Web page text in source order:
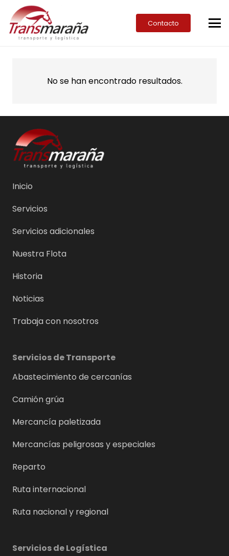
Contacto
No se han encontrado resultados.
Inicio
Servicios
Servicios adicionales
Nuestra Flota
Historia
Noticias
Trabaja con nosotros
Servicios de Transporte
Abastecimiento de cercanías
Camión grúa
Mercancía paletizada
Mercancías peligrosas y especiales
Reparto
Ruta internacional
Ruta nacional y regional
Servicios de Logística